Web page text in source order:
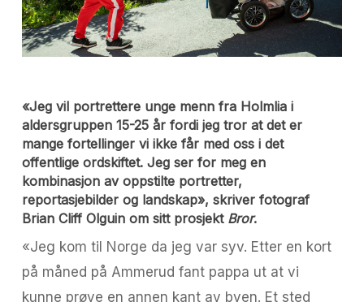
«Jeg vil portrettere unge menn fra Holmlia i
aldersgruppen 15-25 år fordi jeg tror at det er
mange fortellinger vi ikke får med oss i det
offentlige ordskiftet. Jeg ser for meg en
kombinasjon av oppstilte portretter,
reportasjebilder og landskap», skriver fotograf
Brian Cliff Olguin om sitt prosjekt Bror.
«Jeg kom til Norge da jeg var syv. Etter en kort
på måned på Ammerud fant pappa ut at vi
kunne prøve en annen kant av byen. Et sted